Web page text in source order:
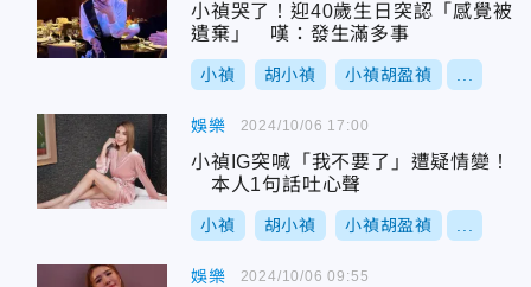
小禎哭了！迎40歲生日突認「感覺被
遺棄」 嘆：發生滿多事
小禎 胡小禎 小禎胡盈禎
娛樂
小禎IG突喊「我不要了」遭疑情變！
本人1句話吐心聲
小禎 胡小禎 小禎胡盈禎
2024/10/06 17:00
娛樂 2024/10/06 09:55